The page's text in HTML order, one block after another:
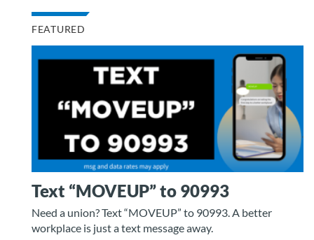
FEATURED
Text “MOVEUP” to 90993
Need a union? Text “MOVEUP” to 90993. A better
workplace is just a text message away.